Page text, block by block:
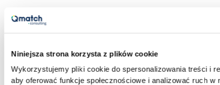
Niniejsza strona korzysta z plików cookie
Wykorzystujemy pliki cookie do spersonalizowania treści i
aby oferować funkcje społecznościowe i analizować ruch w
Badanie dostarcza bardzo interesujących insightów
tam gdzie dochodzi do porównań różnych grup
pracowników. Różnice w tym jak postrzegana jest
analizy dla HR czy Menedżerów, ale także